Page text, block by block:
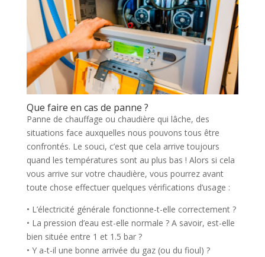
Que faire en cas de panne ?
Panne de chauffage ou chaudière qui lâche, des
situations face auxquelles nous pouvons tous être
confrontés. Le souci, c’est que cela arrive toujours
quand les températures sont au plus bas ! Alors si cela
vous arrive sur votre chaudière, vous pourrez avant
toute chose effectuer quelques vérifications d’usage :
• L’électricité générale fonctionne-t-elle correctement ?
• La pression d’eau est-elle normale ? A savoir, est-elle
bien située entre 1 et 1.5 bar ?
• Y a-t-il une bonne arrivée du gaz (ou du fioul) ?